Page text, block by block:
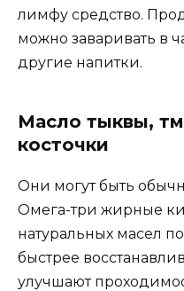
лимфу средство.
можно заваривать в
другие напитки.
Масло тыквы,
косточки
Они могут быть
Омега-три жирные
натуральных масел
быстрее
улучшают